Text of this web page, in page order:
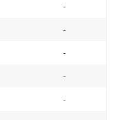
-
-
-
-
-